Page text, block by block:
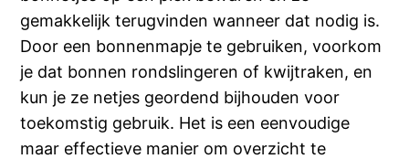
gemakkelijk terugvinden wanneer dat nodig is.
Door een bonnenmapje te gebruiken, voorkom
je dat bonnen rondslingeren of kwijtraken, en
kun je ze netjes geordend bijhouden voor
toekomstig gebruik. Het is een eenvoudige
maar effectieve manier om overzicht te